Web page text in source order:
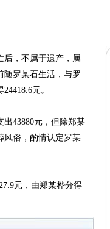
，不属于遗产，属
随罗某石生活，与罗
元。
43880元，但除郑某
风俗，酌情认定罗某
元，由郑某桦分得